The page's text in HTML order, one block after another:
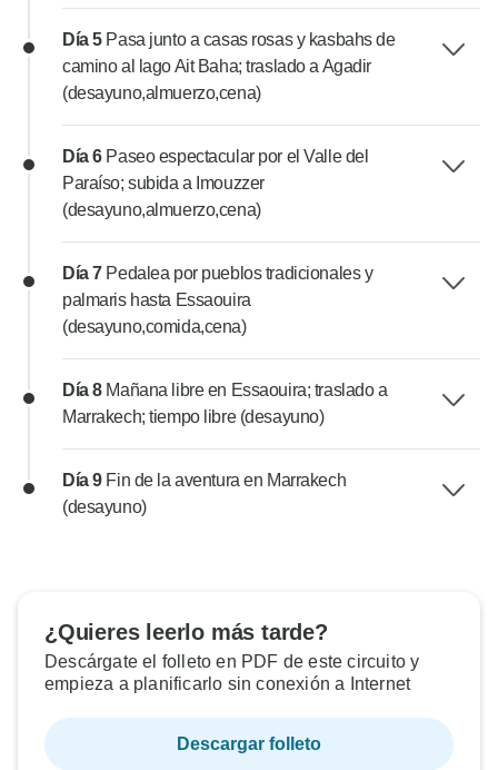
Día 5 Pasa junto a casas rosas y kasbahs de
camino al lago Ait Baha; traslado a Agadir
(desayuno,almuerzo,cena)
Día 6 Paseo espectacular por el Valle del
Paraíso; subida a Imouzzer
(desayuno,almuerzo,cena)
Día 7 Pedalea por pueblos tradicionales y
palmaris hasta Essaouira
(desayuno,comida,cena)
Día 8 Mañana libre en Essaouira; traslado a
Marrakech; tiempo libre (desayuno)
Día 9 Fin de la aventura en Marrakech
(desayuno)
¿Quieres leerlo más tarde?
Descárgate el folleto en PDF de este circuito y
empieza a planificarlo sin conexión a Internet
Descargar folleto